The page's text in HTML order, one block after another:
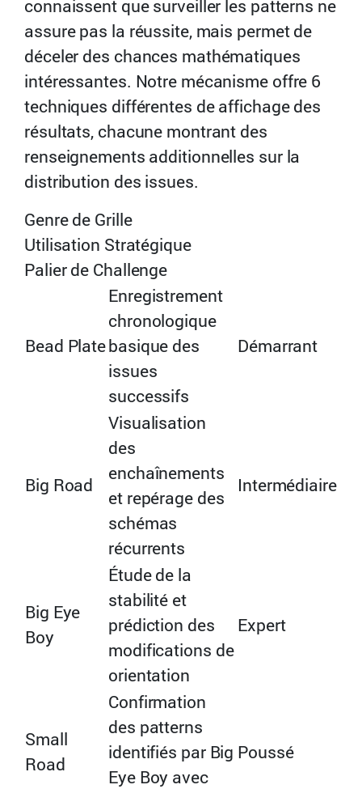
connaissent que surveiller les patterns ne
assure pas la réussite, mais permet de
déceler des chances mathématiques
intéressantes. Notre mécanisme offre 6
techniques différentes de affichage des
résultats, chacune montrant des
renseignements additionnelles sur la
distribution des issues.
Genre de Grille
Utilisation Stratégique
Palier de Challenge
Bead Plate
Enregistrement
chronologique
basique des
issues
successifs
Démarrant
Big Road
Visualisation
des
enchaînements
et repérage des
schémas
récurrents
Intermédiaire
Big Eye
Boy
Étude de la
stabilité et
prédiction des
modifications de
orientation
Expert
Small
Road
Confirmation
des patterns
identifiés par Big
Eye Boy avec
Poussé